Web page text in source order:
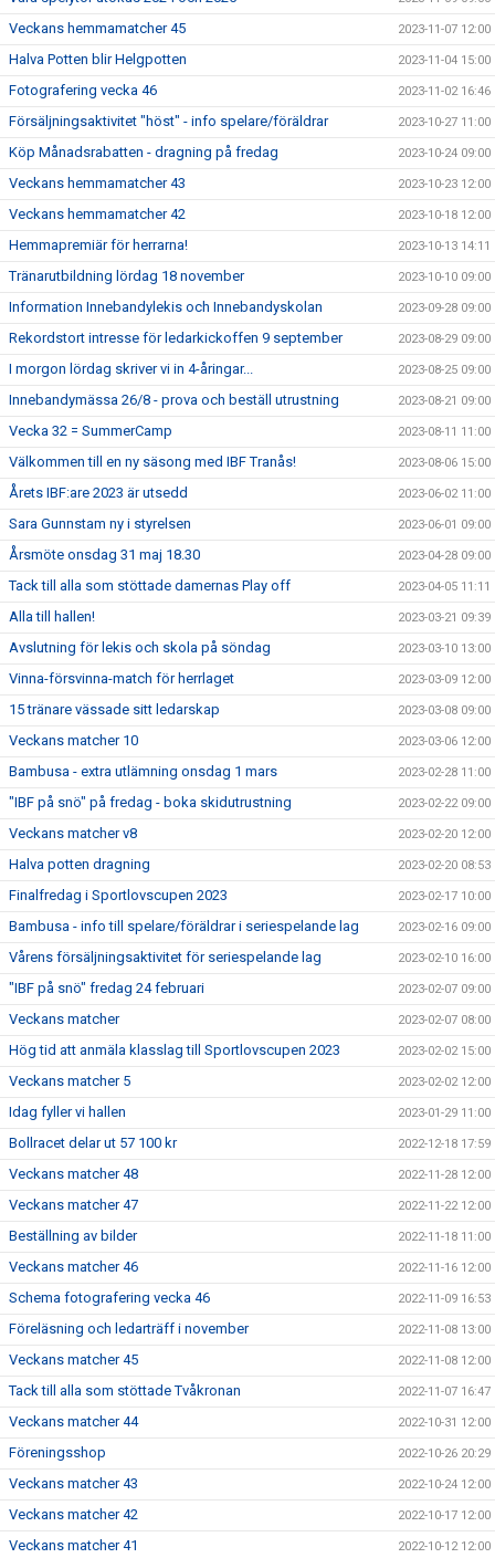
Veckans hemmamatcher 45 2023-11-07 12:00
Halva Potten blir Helgpotten 2023-11-04 15:00
Fotografering vecka 46 2023-11-02 16:46
Försäljningsaktivitet "höst" - info spelare/föräldrar 2023-10-27 11:00
Köp Månadsrabatten - dragning på fredag 2023-10-24 09:00
Veckans hemmamatcher 43 2023-10-23 12:00
Veckans hemmamatcher 42 2023-10-18 12:00
Hemmapremiär för herrarna! 2023-10-13 14:11
Tränarutbildning lördag 18 november 2023-10-10 09:00
Information Innebandylekis och Innebandyskolan 2023-09-28 09:00
Rekordstort intresse för ledarkickoffen 9 september 2023-08-29 09:00
I morgon lördag skriver vi in 4-åringar... 2023-08-25 09:00
Innebandymässa 26/8 - prova och beställ utrustning 2023-08-21 09:00
Vecka 32 = SummerCamp 2023-08-11 11:00
Välkommen till en ny säsong med IBF Tranås! 2023-08-06 15:00
Årets IBF:are 2023 är utsedd 2023-06-02 11:00
Sara Gunnstam ny i styrelsen 2023-06-01 09:00
Årsmöte onsdag 31 maj 18.30 2023-04-28 09:00
Tack till alla som stöttade damernas Play off 2023-04-05 11:11
Alla till hallen! 2023-03-21 09:39
Avslutning för lekis och skola på söndag 2023-03-10 13:00
Vinna-försvinna-match för herrlaget 2023-03-09 12:00
15 tränare vässade sitt ledarskap 2023-03-08 09:00
Veckans matcher 10 2023-03-06 12:00
Bambusa - extra utlämning onsdag 1 mars 2023-02-28 11:00
"IBF på snö" på fredag - boka skidutrustning 2023-02-22 09:00
Veckans matcher v8 2023-02-20 12:00
Halva potten dragning 2023-02-20 08:53
Finalfredag i Sportlovscupen 2023 2023-02-17 10:00
Bambusa - info till spelare/föräldrar i seriespelande lag 2023-02-16 09:00
Vårens försäljningsaktivitet för seriespelande lag 2023-02-10 16:00
"IBF på snö" fredag 24 februari 2023-02-07 09:00
Veckans matcher 2023-02-07 08:00
Hög tid att anmäla klasslag till Sportlovscupen 2023 2023-02-02 15:00
Veckans matcher 5 2023-02-02 12:00
Idag fyller vi hallen 2023-01-29 11:00
Bollracet delar ut 57 100 kr 2022-12-18 17:59
Veckans matcher 48 2022-11-28 12:00
Veckans matcher 47 2022-11-22 12:00
Beställning av bilder 2022-11-18 11:00
Veckans matcher 46 2022-11-16 12:00
Schema fotografering vecka 46 2022-11-09 16:53
Föreläsning och ledarträff i november 2022-11-08 13:00
Veckans matcher 45 2022-11-08 12:00
Tack till alla som stöttade Tvåkronan 2022-11-07 16:47
Veckans matcher 44 2022-10-31 12:00
Föreningsshop 2022-10-26 20:29
Veckans matcher 43 2022-10-24 12:00
Veckans matcher 42 2022-10-17 12:00
Veckans matcher 41 2022-10-12 12:00